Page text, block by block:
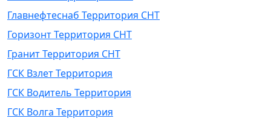
Главнефтеснаб Территория СНТ
Горизонт Территория СНТ
Гранит Территория СНТ
ГСК Взлет Территория
ГСК Водитель Территория
ГСК Волга Территория